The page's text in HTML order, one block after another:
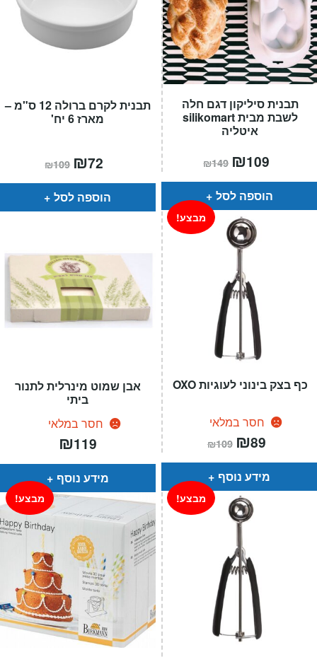
תבנית לקרם ברולה 12 ס"מ –
מארז 6 יח'
₪109 המחיר
המקורי
היה:
₪109.
₪72
הוא:
הוספה לסל
תבנית סיליקון דגם חלה
לשבת מבית silikomart
איטליה
₪149 המחיר
המקורי
היה:
₪149.
₪109
הוא:
הוספה לסל
אבן שמוט מינרלית לתנור
ביתי
חסר במלאי
₪119
מידע נוסף
כף בצק בינוני לעוגיות OXO
חסר במלאי
מבצע!
₪109 המחיר
המקורי
היה:
₪109.
₪89
הוא:
מידע נוסף
מבצע! מבצע!